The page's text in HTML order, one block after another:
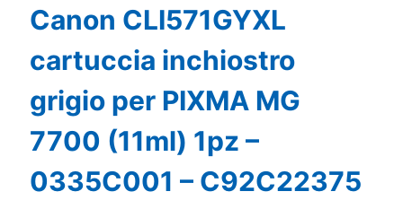
Canon CLI571GYXL
cartuccia inchiostro
grigio per PIXMA MG
7700 (11ml) 1pz –
0335C001 – C92C22375